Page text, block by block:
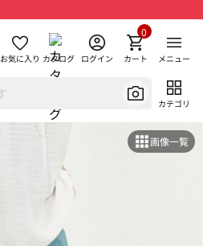
お気に入り カタログ ログイン カート
0
メニュー
カテゴリ
画像一覧